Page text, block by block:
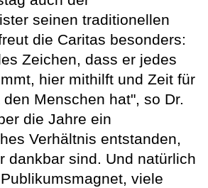
seinen traditionellen
die Caritas besonders:
Zeichen, dass er jedes
hier mithilft und Zeit für
Menschen hat", so Dr.
die Jahre ein
Verhältnis entstanden,
dankbar sind. Und natürlich
viele